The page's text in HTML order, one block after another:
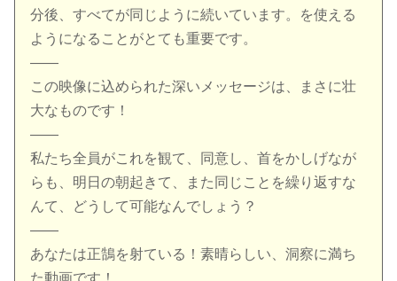
分後、すべてが同じように続いています。を使える
ようになることがとても重要です。
——
この映像に込められた深いメッセージは、まさに壮
大なものです！
——
私たち全員がこれを観て、同意し、首をかしげなが
らも、明日の朝起きて、また同じことを繰り返すな
んて、どうして可能なんでしょう？
——
あなたは正鵠を射ている！素晴らしい、洞察に満ち